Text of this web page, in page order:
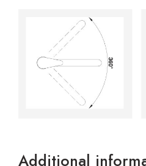
Additional